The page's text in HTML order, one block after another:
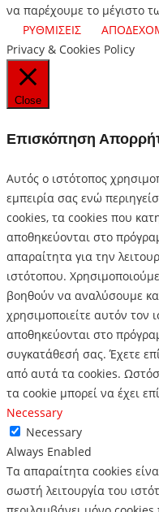
να παρέχουμε το μέγιστο
ΡΥΘΜΙΣΕΙΣ
Privacy & Cookies Policy
Close
Επισκόπηση
Αυτός ο ιστότοπος
εμπειρία σας ενώ
cookies, τα cookies που
αποθηκεύονται στο
απαραίτητα για την
ιστότοπου.
βοηθούν να αναλύσουμε
χρησιμοποιείτε αυτόν τον
αποθηκεύονται στο
συγκατάθεσή σας. Έχετε
από αυτά τα cookies.
τα cookie μπορεί να έχει
Necessary
Necessary
Always Enabled
Τα απαραίτητα cookies
σωστή λειτουργία του